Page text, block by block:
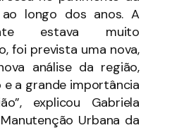
longo dos anos. A
estava muito
foi prevista uma nova,
análise da região,
e a grande importância
explicou Gabriela
Urbana da